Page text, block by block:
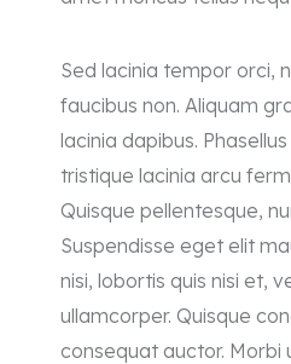
Sed lacinia tempor orci,
faucibus non. Aliquam
lacinia dapibus.
tristique lacinia arcu
Quisque pellentesque,
Suspendisse eget elit
nisi, lobortis quis nisi et,
ullamcorper. Quisque
consequat auctor. Morbi